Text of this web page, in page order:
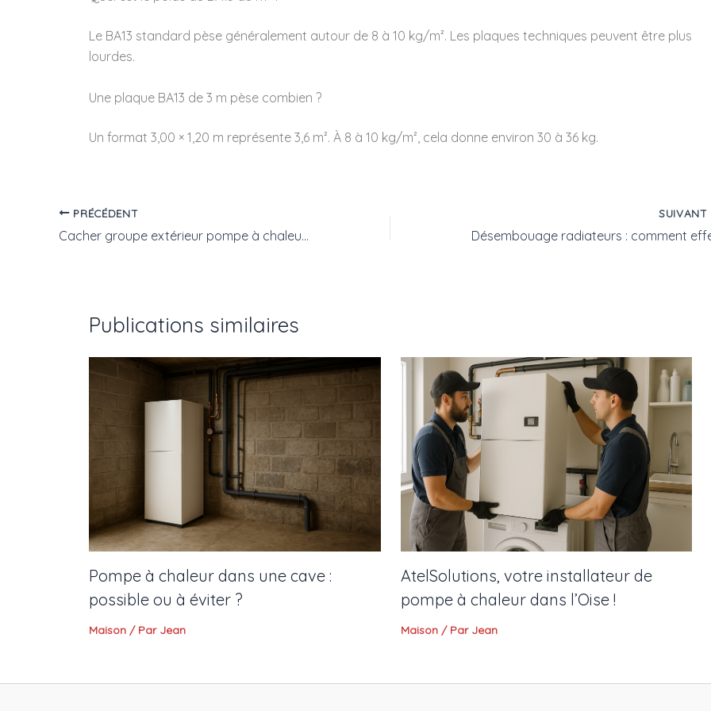
Le BA13 standard pèse généralement autour de 8 à 10 kg/m². Les plaques techniques peuvent être plus
lourdes.
Une plaque BA13 de 3 m pèse combien ?
Un format 3,00 × 1,20 m représente 3,6 m². À 8 à 10 kg/m², cela donne environ 30 à 36 kg.
PRÉCÉDENT
Cacher groupe extérieur pompe à chaleur : comment l’intégrer harmonieusement dans votre jardin ?
SUIVANT
Publications similaires
Pompe à chaleur dans une cave :
possible ou à éviter ?
Maison / Par Jean
AtelSolutions, votre installateur de
pompe à chaleur dans l’Oise !
Maison/ Par Jean